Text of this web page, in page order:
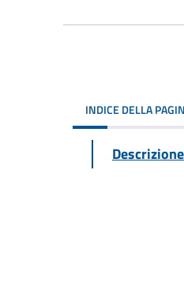
INDICE DELLA
Descrizione